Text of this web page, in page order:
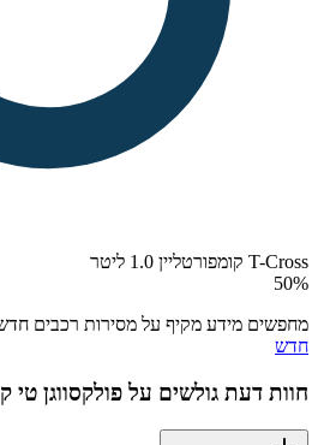
T-Cross קומפורטליין 1.0 ליטר
50%
מחפשים מידע מקיף על מסירות רכבים
חדש
חוות דעת גולשים על פולקסווגן טי